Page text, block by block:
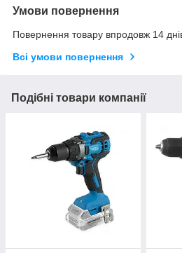
Умови повернення
Повернення товару впродовж 14
Всі умови повернення
Подібні товари компанії